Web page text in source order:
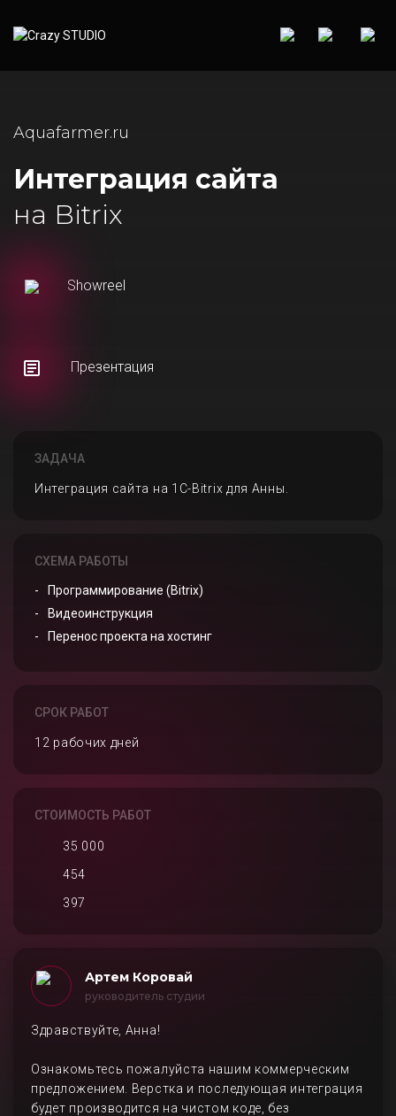
Aquafarmer.ru
Интеграция сайта
на Bitrix
Showreel
Презентация
ЗАДАЧА
Интеграция сайта на 1C-Bitrix для Анны.
СХЕМА РАБОТЫ
Программирование (Bitrix)
Видеоинструкция
Перенос проекта на хостинг
СРОК РАБОТ
12 рабочих дней
СТОИМОСТЬ РАБОТ
35 000
454
397
Артем Коровай
руководитель студии
Здравствуйте, Анна!
Ознакомьтесь пожалуйста нашим коммерческим
предложением. Верстка и последующая интеграция
будет производится на чистом коде, без